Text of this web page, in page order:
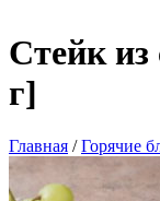
Стейк из
г]
Главная /Горячие